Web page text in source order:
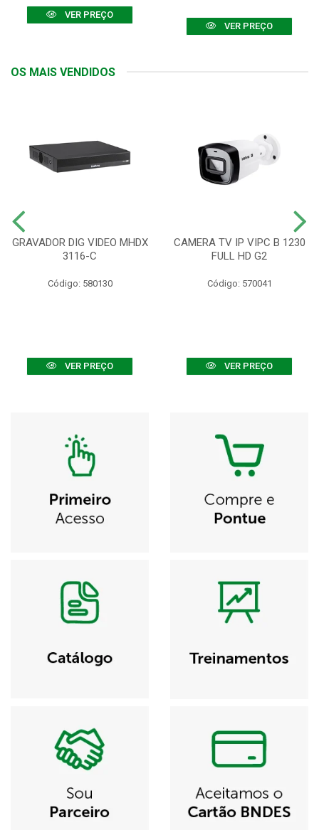
VER PREÇO
VER PREÇO
OS MAIS VENDIDOS
GRAVADOR DIG VIDEO MHDX
3116-C
Código: 580130
VER PREÇO
CAMERA TV IP VIPC B 1230
FULL HD G2
Código: 570041
VER PREÇO